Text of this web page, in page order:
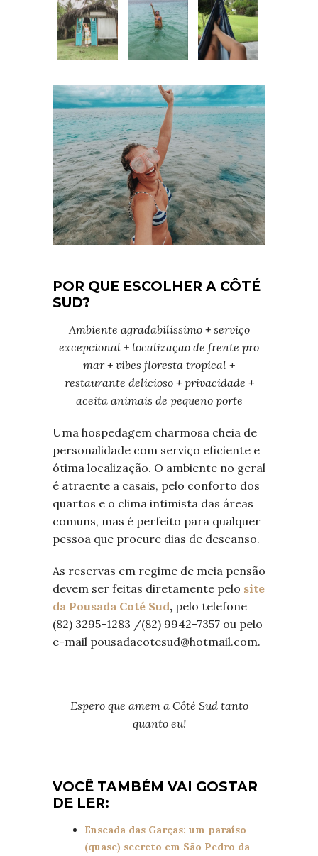
POR QUE ESCOLHER A CÔTÉ
SUD?
Ambiente agradabilíssimo +serviço
excepcional + localização de frente pro
mar+ vibes floresta tropical +
restaurante delicioso +privacidade +
aceita animais de pequeno porte
Uma hospedagem charmosa cheia de
personalidade com serviço eficiente e
ótima localização. O ambiente no geral
é atraente a casais, pelo conforto dos
quartos e o clima intimista das áreas
comuns, mas é perfeito para qualquer
pessoa que procure dias de descanso.
As reservas em regime de meia pensão
devem ser feitas diretamente pelo site
da Pousada Coté Sud, pelo telefone
(82) 3295-1283 /(82) 9942-7357 ou pelo
e-mail pousadacotesud@hotmail.com.
Espero que amem a Côté Sud tanto
quanto eu!
VOCÊ TAMBÉM VAI GOSTAR
DE LER:
Enseada das Garças: um paraíso
(quase) secreto em São Pedro da